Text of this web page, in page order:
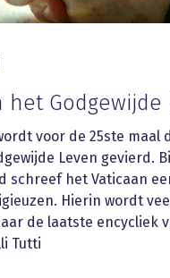
het Godgewijde
voor de 25ste maal
Leven gevierd.
schreef het Vaticaan
Hierin wordt
de laatste encycliek
Tutti